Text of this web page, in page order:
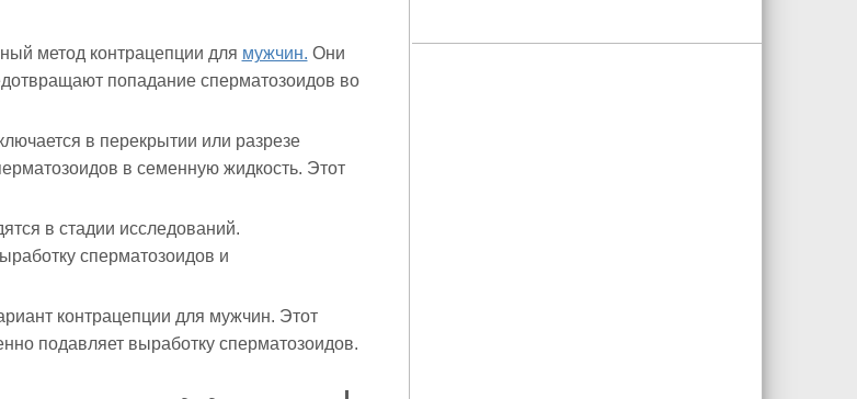
метод контрацепции для мужчин. Они
попадание сперматозоидов во
в перекрытии или разрезе
в семенную жидкость. Этот
в стадии исследований.
сперматозоидов и
контрацепции для мужчин. Этот
подавляет выработку сперматозоидов.